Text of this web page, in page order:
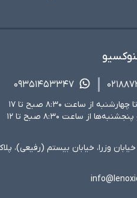
۰۹۳۵۱۴۵۳۳۴۷
شنبه تا چهارشنبه از ساعت ۸:۳۰ صبح تا ۱۷
عصر و پنجشنبه‌ها از ساعت ۸:۳۰ صبح تا ۱۲
خیابان وزرا، خیابان بیستم (رفیعی)،